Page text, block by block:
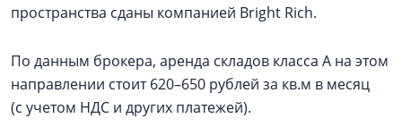
пространства сданы компанией Bright Rich.
По данным брокера, аренда складов класса А на этом
направлении стоит 620–650 рублей за кв.м в месяц
(с учетом НДС и других платежей).